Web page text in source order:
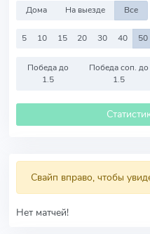
Дома На выезде Все
5 10 15 20 30 40 50
Победа до
1.5
Победа соп. до
1.5
Свайп вправо, чтобы
Нет матчей!